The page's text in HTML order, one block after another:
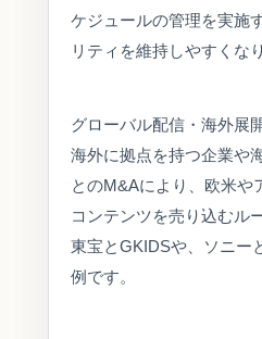
ケジュールの管理を実施
リティを維持しやすくな
グローバル配信・海外展
海外に拠点を持つ企業や
とのM&Aにより、欧米や
コンテンツを売り込むル
東宝とGKIDSや、ソニー
例です。